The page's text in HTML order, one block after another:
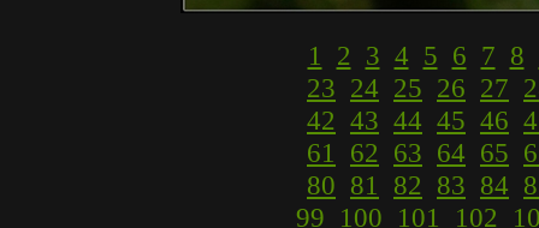
1 2 3 4 5 6 7 8
23 24 25 26 27
42 43 44 45 46
61
62 63 64 65
80 81 82 83 84
99 100 101 102